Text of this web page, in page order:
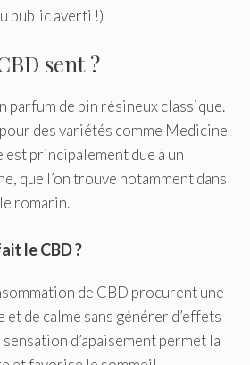
public averti !)
sent ?
parfum de pin résineux classique.
des variétés comme Medicine
est principalement due à un
que l’on trouve notamment dans
romarin.
le CBD ?
de CBD procurent une
et de calme sans générer d’effets
d’apaisement permet la